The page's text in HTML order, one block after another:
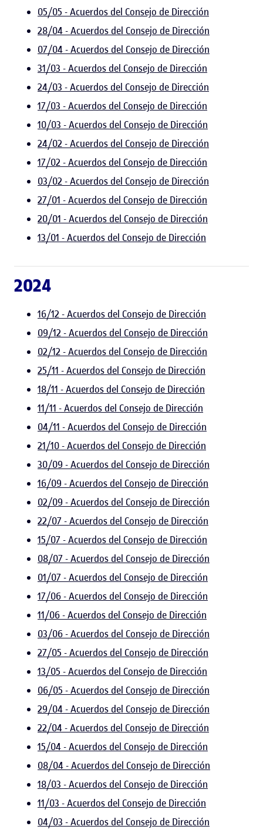
05/05 - Acuerdos del Consejo de Dirección
28/04 - Acuerdos del Consejo de Dirección
07/04 - Acuerdos del Consejo de Dirección
31/03 - Acuerdos del Consejo de Dirección
24/03 - Acuerdos del Consejo de Dirección
17/03 - Acuerdos del Consejo de Dirección
10/03 - Acuerdos del Consejo de Dirección
24/02 - Acuerdos del Consejo de Dirección
17/02 - Acuerdos del Consejo de Dirección
03/02 - Acuerdos del Consejo de Dirección
27/01 - Acuerdos del Consejo de Dirección
20/01 - Acuerdos del Consejo de Dirección
13/01 - Acuerdos del Consejo de Dirección
2024
16/12 - Acuerdos del Consejo de Dirección
09/12 - Acuerdos del Consejo de Dirección
02/12 - Acuerdos del Consejo de Dirección
25/11 - Acuerdos del Consejo de Dirección
18/11 - Acuerdos del Consejo de Dirección
11/11 - Acuerdos del Consejo de Dirección
04/11 - Acuerdos del Consejo de Dirección
21/10 - Acuerdos del Consejo de Dirección
30/09 - Acuerdos del Consejo de Dirección
16/09 - Acuerdos del Consejo de Dirección
02/09 - Acuerdos del Consejo de Dirección
22/07 - Acuerdos del Consejo de Dirección
15/07 - Acuerdos del Consejo de Dirección
08/07 - Acuerdos del Consejo de Dirección
01/07 - Acuerdos del Consejo de Dirección
17/06 - Acuerdos del Consejo de Dirección
11/06 - Acuerdos del Consejo de Dirección
03/06 - Acuerdos del Consejo de Dirección
27/05 - Acuerdos del Consejo de Dirección
13/05 - Acuerdos del Consejo de Dirección
06/05 - Acuerdos del Consejo de Dirección
29/04 - Acuerdos del Consejo de Dirección
22/04 - Acuerdos del Consejo de Dirección
15/04 - Acuerdos del Consejo de Dirección
08/04 - Acuerdos del Consejo de Dirección
18/03 - Acuerdos del Consejo de Dirección
11/03 - Acuerdos del Consejo de Dirección
04/03 - Acuerdos del Consejo de Dirección